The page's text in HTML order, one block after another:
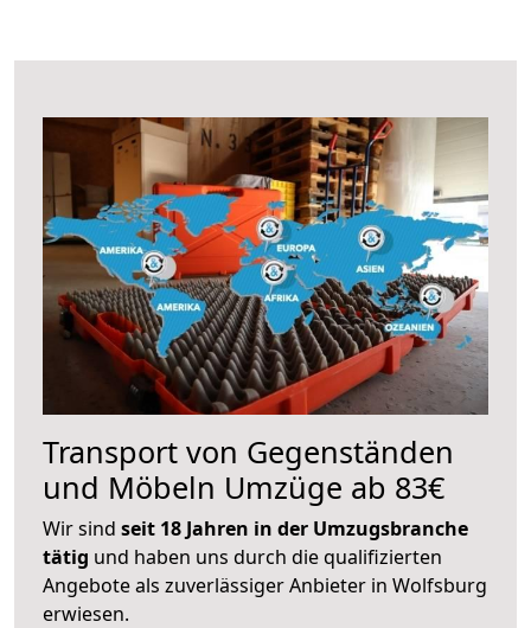
Transport von Gegenständen
und Möbeln Umzüge ab 83€
Wir sind seit 18 Jahren in der Umzugsbranche
tätig und haben uns durch die qualifizierten
Angebote als zuverlässiger Anbieter in Wolfsburg
erwiesen.